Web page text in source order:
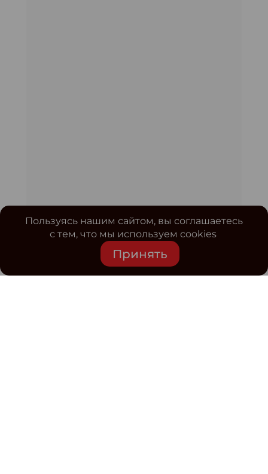
Пользуясь нашим сайтом, вы соглашаетесь
с тем, что мы используем cookies
Принять